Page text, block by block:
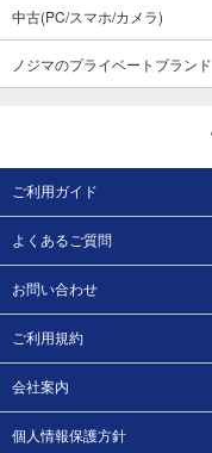
中古(PC/スマホ/カメラ)
ノジマのプライベートブランド
ご利用ガイド
よくあるご質問
お問い合わせ
ご利用規約
会社案内
個人情報保護方針